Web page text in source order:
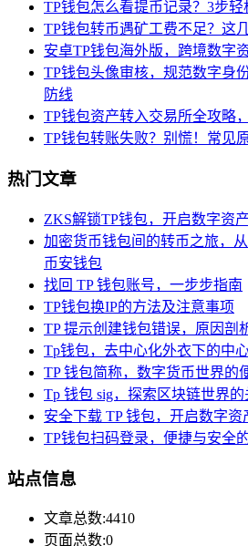
TP钱包怎么看提币记录？3步
TP钱包转币遇矿工费不足？这
安卓TP钱包海外版，跨境数字
TP钱包头像审核，规范数字身
防线
TP钱包资产转入交易所全攻略
TP钱包转账失败？别慌！常见
热门文章
ZKS解锁TP钱包，开启数字资
加密货币钱包间的转币之旅，
币安钱包
找回 TP 钱包账号，一步步指南
TP钱包换IP的方法及注意事项
TP 提示创建钱包错误，原因剖
Tp钱包，去中心化外衣下的中
TP 钱包简称，数字货币世界的
Tp 钱包 sig，探索区块链世界的
安全下载 TP 钱包，开启数字资
TP钱包扫码登录，便捷与安全
站点信息
文章总数:4410
页面总数:0